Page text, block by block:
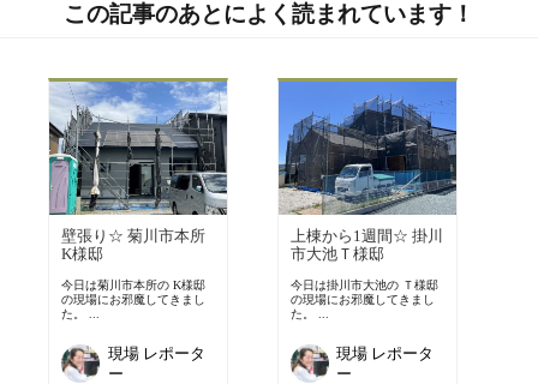
この記事のあとによく読まれています！
壁張り☆ 菊川市本所
K様邸
今日は菊川市本所の K様邸
の現場にお邪魔してきまし
た。 ...
現場 レポータ
ー
上棟から1週間☆ 掛川
市大池Ｔ様邸
今日は掛川市大池の Ｔ様邸
の現場にお邪魔してきまし
た。 ...
現場 レポータ
ー